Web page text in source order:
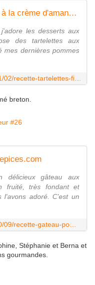
Tartelettes fines aux pommes à la crème d'amandes - www.sucreetepices.com
les desserts aux
des tartelettes aux
mes dernières pommes
breton.
délicieux gâteau aux
fruité, très fondant et
adoré. C'est un
Stéphanie et Berna et
gourmandes.